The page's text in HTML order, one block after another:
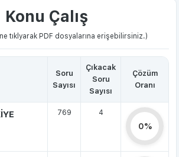
Konu Çalış
tıklyarak PDF dosyalarına erişebilirsiniz.)
Soru
Sayısı
Çıkacak
Soru
Sayısı
Çözüm
Oranı
769 4
0%